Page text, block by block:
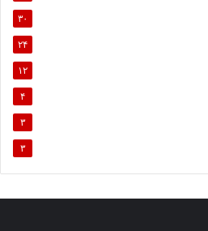
۳۰
۲۴
۱۲
۴
۳
۳